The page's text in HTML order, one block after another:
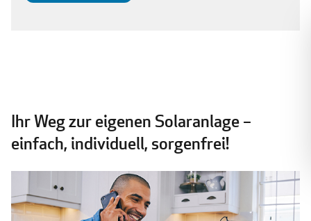
Ihr Weg zur eigenen Solaranlage –
einfach, individuell, sorgenfrei!